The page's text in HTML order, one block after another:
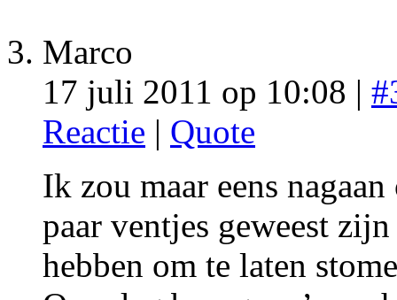
Marco
17 juli 2011 op 10:08 |
Reactie | Quote
Ik zou maar eens
paar ventjes geweest
hebben om te laten